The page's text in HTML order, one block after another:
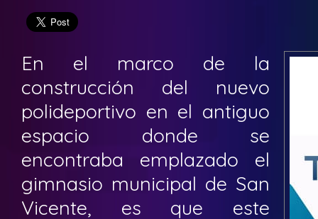
En el marco de la
construcción del nuevo
polideportivo en el antiguo
espacio donde se
encontraba emplazado el
gimnasio municipal de San
Vicente, es que este